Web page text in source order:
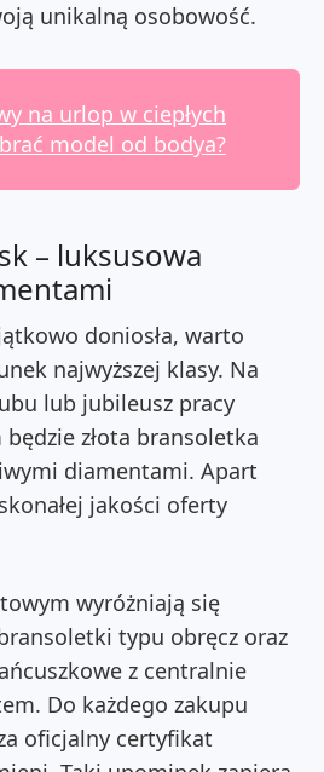
unikalną osobowość.
na urlop w ciepłych
model od bodya?
– luksusowa
doniosła, warto
najwyższej klasy. Na
lub jubileusz pracy
złota bransoletka
diamentami. Apart
jakości oferty
wyróżniają się
typu obręcz oraz
z centralnie
Do każdego zakupu
oficjalny certyfikat